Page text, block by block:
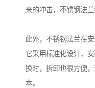
来的冲击，不锈钢法
此外，不锈钢法兰在
它采用标准化设计，
换时，拆卸也很方便
本。